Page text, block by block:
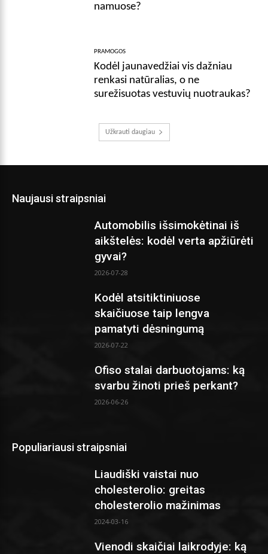
namuose?
PRAMOGOS
Kodėl jaunavedžiai vis dažniau
renkasi natūralias, o ne
surežisuotas vestuvių nuotraukas?
Užkrauti daugiau
Naujausi straipsniai
Automobilis išsimokėtinai iš
aikštelės: kodėl verta apžiūrėti
gyvai?
2026-07-28
Kodėl atsitiktiniuose
skaičiuose taip lengva
pamatyti dėsningumą
2026-07-22
Ofiso stalai darbuotojams: ką
svarbu žinoti prieš perkant?
2026-06-26
Populiariausi straipsniai
Liaudiški vaistai nuo
cholesterolio: greitas
cholesterolio mažinimas
2024-03-16
Vienodi skaičiai laikrodyje: ką